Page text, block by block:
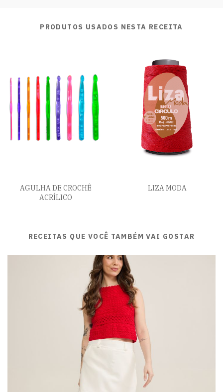
PRODUTOS USADOS NESTA RECEITA
AGULHA DE CROCHÊ
ACRÍLICO
LIZA MODA
RECEITAS QUE VOCÊ TAMBÉM VAI GOSTAR